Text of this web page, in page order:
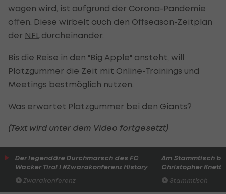
wagen wird, ist aufgrund der Corona-Pandemie
offen. Diese wirbelt auch den Offseason-Zeitplan
der NFL durcheinander.
Bis die Reise in den "Big Apple" ansteht, will
Platzgummer die Zeit mit Online-Trainings und
Meetings bestmöglich nutzen.
Was erwartet Platzgummer bei den Giants?
(Text wird unter dem Video fortgesetzt)
Der legendäre Durchmarsch des FC
Wacker Tirol I #Zwarakonferenz History
Zwarakonferenz
Am Stammtisch
Christopher Knett
Stammtisch